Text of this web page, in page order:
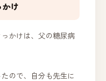
け
かけは、父の糖尿病
ので、自分も先生に